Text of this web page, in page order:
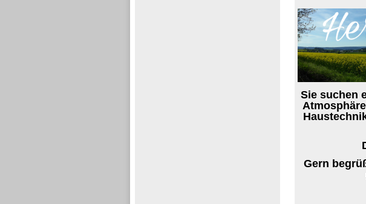
Sie suchen
Gern